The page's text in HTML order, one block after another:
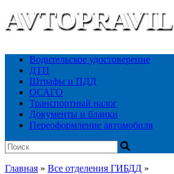
AVTOPRAVIL
Водительское удостоверение
ДТП
Штрафы и ПДД
ОСАГО
Транспортный налог
Документы и бланки
Переоформление автомобиля
Главная » Все отделения ГИБДД »